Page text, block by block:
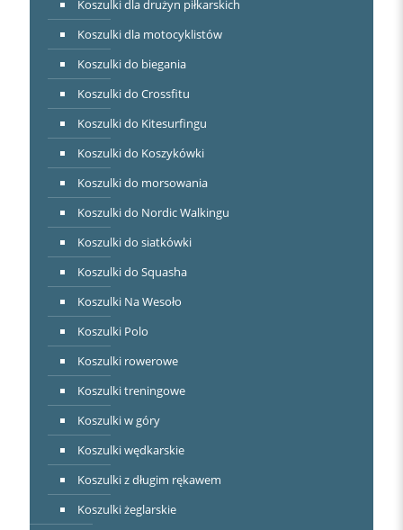
Koszulki dla drużyn piłkarskich
Koszulki dla motocyklistów
Koszulki do biegania
Koszulki do Crossfitu
Koszulki do Kitesurfingu
Koszulki do Koszykówki
Koszulki do morsowania
Koszulki do Nordic Walkingu
Koszulki do siatkówki
Koszulki do Squasha
Koszulki Na Wesoło
Koszulki Polo
Koszulki rowerowe
Koszulki treningowe
Koszulki w góry
Koszulki wędkarskie
Koszulki z długim rękawem
Koszulki żeglarskie